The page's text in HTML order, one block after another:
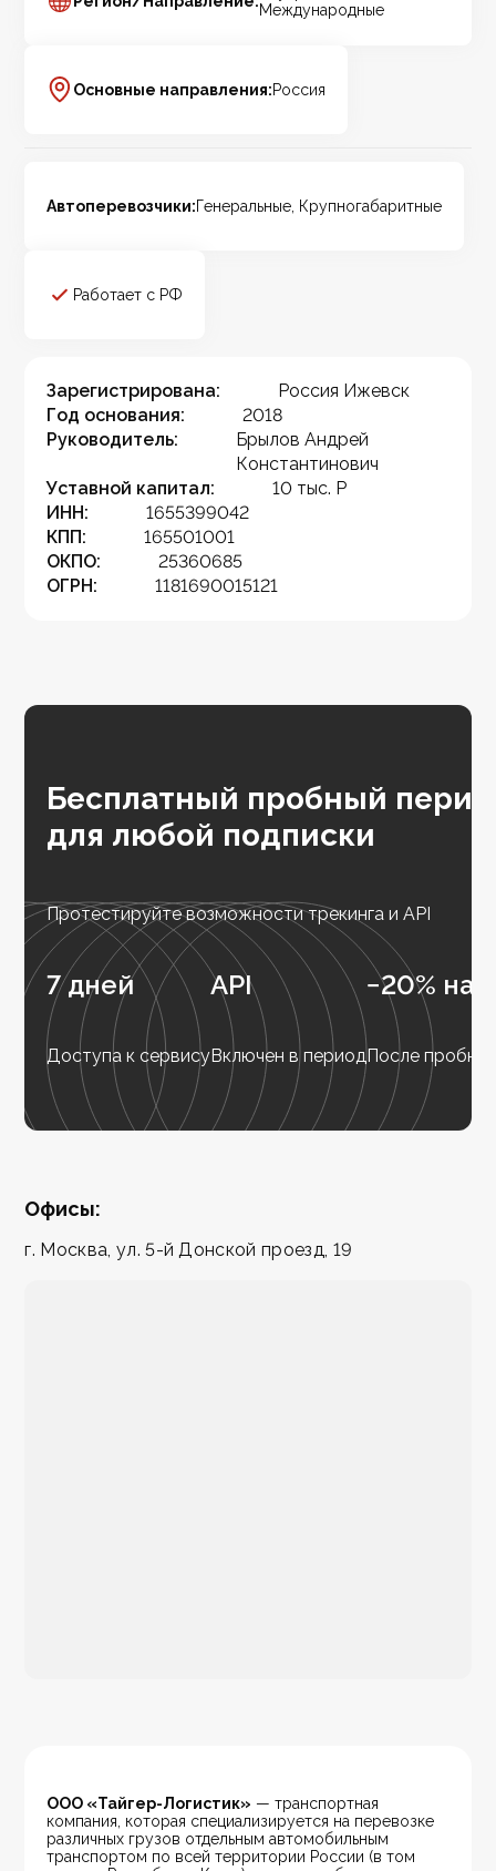
Международные
Основные направления:Россия
Автоперевозчики:Генеральные, Крупногабаритные
Работает с РФ
Зарегистрирована:
Россия Ижевск
Год основания:
2018
Руководитель:
Брылов Андрей
Константинович
Уставной капитал:
10 тыс. Р
ИНН:
1655399042
КПП:
165501001
ОКПО:
25360685
ОГРН:
1181690015121
Бесплатный пробный
для любой подписки
Протестируйте возможности трекинга и API
7 дней
Доступа к сервису
API
Включен в период
−20% на
После
Офисы:
г. Москва, ул. 5-й Донской проезд, 19
ООО «Тайгер-Логистик» — транспортная
компания, которая специализируется на перевозке
различных грузов отдельным автомобильным
транспортом по всей территории России (в том